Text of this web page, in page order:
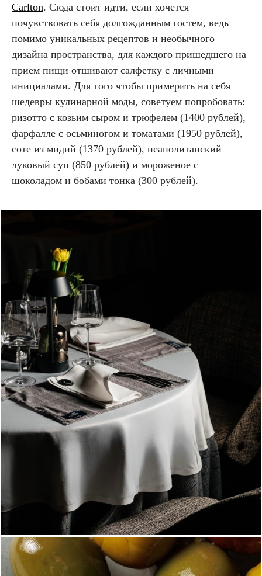
Carlton. Сюда стоит идти, если хочется
почувствовать себя долгожданным гостем, ведь
помимо уникальных рецептов и необычного
дизайна пространства, для каждого пришедшего на
прием пищи отшивают салфетку с личными
инициалами. Для того чтобы примерить на себя
шедевры кулинарной моды, советуем попробовать:
ризотто с козьим сыром и трюфелем (1400 рублей),
фарфалле с осьминогом и томатами (1950 рублей),
соте из мидий (1370 рублей), неаполитанский
луковый суп (850 рублей) и мороженое с
шоколадом и бобами тонка (300 рублей).